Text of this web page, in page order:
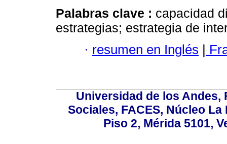
Palabras clave : capacidad
estrategias; estrategia de
· resumen en Inglés |
Universidad de los Andes,
Sociales, FACES, Núcleo
Piso 2, Mérida 5101,